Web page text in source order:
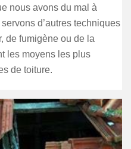
nous avons du mal à
d’autres techniques
de fumigène ou de la
les moyens les plus
de toiture.